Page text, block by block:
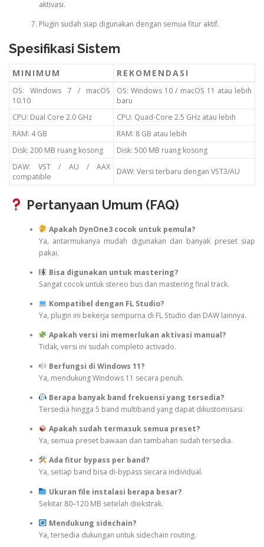
aktivasi.
Plugin sudah siap digunakan dengan semua fitur aktif.
Spesifikasi Sistem
MINIMUM REKOMENDASI
OS: Windows 7 / macOS
10.10
OS: Windows 10 / macOS 11 atau lebih
baru
CPU: Dual Core 2.0 GHz
CPU: Quad-Core 2.5 GHz atau lebih
RAM: 4 GB
RAM: 8 GB atau lebih
Disk: 200 MB ruang kosong
Disk: 500 MB ruang kosong
DAW: VST / AU / AAX
compatible
DAW: Versi terbaru dengan VST3/AU
Pertanyaan Umum (FAQ)
Apakah DynOne3 cocok untuk pemula?
Ya, antarmukanya mudah digunakan dan banyak preset siap
pakai.
Bisa digunakan untuk mastering?
Sangat cocok untuk stereo bus dan mastering final track.
Kompatibel dengan FL Studio?
Ya, plugin ini bekerja sempurna di FL Studio dan DAW lainnya.
Apakah versi ini memerlukan aktivasi manual?
Tidak, versi ini sudah completo activado.
Berfungsi di Windows 11?
Ya, mendukung Windows 11 secara penuh.
Berapa banyak band frekuensi yang tersedia?
Tersedia hingga 5 band multiband yang dapat dikustomisasi.
Apakah sudah termasuk semua preset?
Ya, semua preset bawaan dan tambahan sudah tersedia.
Ada fitur bypass per band?
Ya, setiap band bisa di-bypass secara individual.
Ukuran file instalasi berapa besar?
Sekitar 80–120 MB setelah diekstrak.
Mendukung sidechain?
Ya, tersedia dukungan untuk sidechain routing.